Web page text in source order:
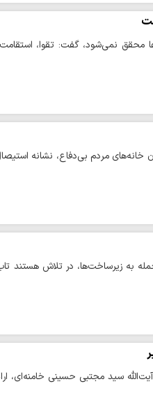
محقق نمی‌شود، گفت: تقوا،
مردم بی‌دفاع، نشانه
به زیرساخت‌ها، در تلاش هستند
سید مجتبی حسینی خامنه‌ای،